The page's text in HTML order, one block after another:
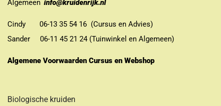
Algemeen info@kruidenrijk.nl
Cindy 06-13 35 54 16 (Cursus en Advies)
Sander 06-11 45 21 24 (Tuinwinkel en Algemeen)
Algemene Voorwaarden Cursus en Webshop
Biologische kruiden